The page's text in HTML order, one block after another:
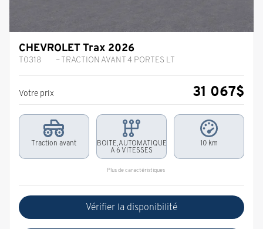
CHEVROLET Trax 2026
T0318 – TRACTION AVANT 4 PORTES LT
Votre prix 31 067$
Traction avant
BOITE,AUTOMATIQUE
A 6 VITESSES
10 km
Plus de caractéristiques
Vérifier la disponibilité